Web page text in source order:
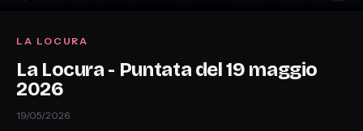
LA LOCURA
La Locura - Puntata del 19 maggio
2026
19/05/2026